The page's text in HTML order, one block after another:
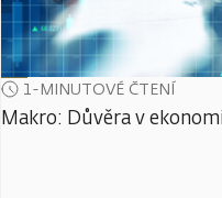
1-MINUTOVÉ ČTENÍ
Makro: Důvěra v